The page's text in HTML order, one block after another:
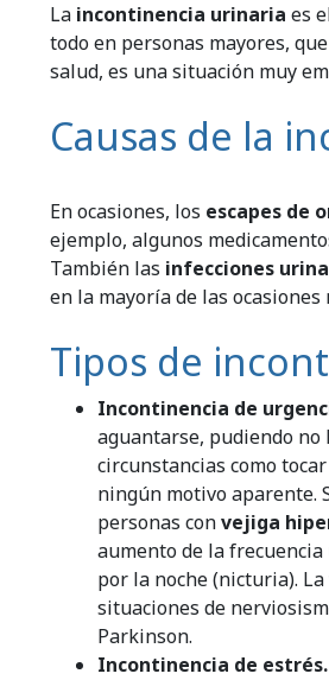
La incontinencia urinaria es
todo en personas mayores,
salud, es una situación muy
Causas de la
En ocasiones, los escapes de
ejemplo, algunos
También las infecciones
en la mayoría de las
Tipos de
Incontinencia de
aguantarse, pudiendo
circunstancias como
ningún motivo aparente.
personas convejiga
aumento de la
por la noche (nicturia).
situaciones de
Parkinson.
Incontinencia de estrés.